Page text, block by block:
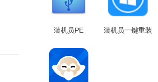
装机员PE 装机员一键重装